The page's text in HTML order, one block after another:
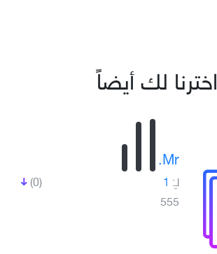
اخترنا لك أيضاً
Mr.
(0) لـِ: 1
555